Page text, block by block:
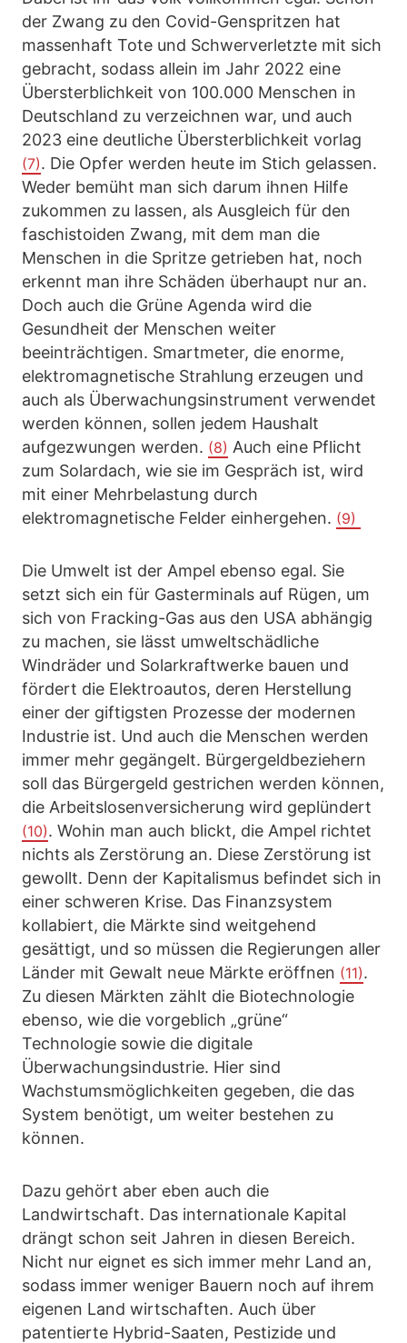
der Zwang zu den Covid-Genspritzen hat
massenhaft Tote und Schwerverletzte mit sich
gebracht, sodass allein im Jahr 2022 eine
Übersterblichkeit von 100.000 Menschen in
Deutschland zu verzeichnen war, und auch
2023 eine deutliche Übersterblichkeit vorlag
(7). Die Opfer werden heute im Stich gelassen.
Weder bemüht man sich darum ihnen Hilfe
zukommen zu lassen, als Ausgleich für den
faschistoiden Zwang, mit dem man die
Menschen in die Spritze getrieben hat, noch
erkennt man ihre Schäden überhaupt nur an.
Doch auch die Grüne Agenda wird die
Gesundheit der Menschen weiter
beeinträchtigen. Smartmeter, die enorme,
elektromagnetische Strahlung erzeugen und
auch als Überwachungsinstrument verwendet
werden können, sollen jedem Haushalt
aufgezwungen werden. (8) Auch eine Pflicht
zum Solardach, wie sie im Gespräch ist, wird
mit einer Mehrbelastung durch
elektromagnetische Felder einhergehen. (9)
Die Umwelt ist der Ampel ebenso egal. Sie
setzt sich ein für Gasterminals auf Rügen, um
sich von Fracking-Gas aus den USA abhängig
zu machen, sie lässt umweltschädliche
Windräder und Solarkraftwerke bauen und
fördert die Elektroautos, deren Herstellung
einer der giftigsten Prozesse der modernen
Industrie ist. Und auch die Menschen werden
immer mehr gegängelt. Bürgergeldbeziehern
soll das Bürgergeld gestrichen werden können,
die Arbeitslosenversicherung wird geplündert
(10). Wohin man auch blickt, die Ampel richtet
nichts als Zerstörung an. Diese Zerstörung ist
gewollt. Denn der Kapitalismus befindet sich in
einer schweren Krise. Das Finanzsystem
kollabiert, die Märkte sind weitgehend
gesättigt, und so müssen die Regierungen aller
Länder mit Gewalt neue Märkte eröffnen (11).
Zu diesen Märkten zählt die Biotechnologie
ebenso, wie die vorgeblich „grüne“
Technologie sowie die digitale
Überwachungsindustrie. Hier sind
Wachstumsmöglichkeiten gegeben, die das
System benötigt, um weiter bestehen zu
können.
Dazu gehört aber eben auch die
Landwirtschaft. Das internationale Kapital
drängt schon seit Jahren in diesen Bereich.
Nicht nur eignet es sich immer mehr Land an,
sodass immer weniger Bauern noch auf ihrem
eigenen Land wirtschaften. Auch über
patentierte Hybrid-Saaten, Pestizide und